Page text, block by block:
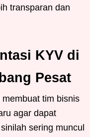
transparan dan
KYV di
Pesat
tim bisnis
agar dapat
sering muncul